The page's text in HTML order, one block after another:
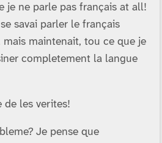
je ne parle pas français at all!
savai parler le français
maintenait, tou ce que je
completement la langue
de les verites!
Je pense que